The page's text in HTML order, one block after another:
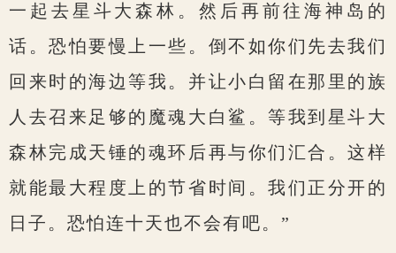
一起去星斗大森林。然后再前往海神岛的
话。恐怕要慢上一些。倒不如你们先去我们
回来时的海边等我。并让小白留在那里的族
人去召来足够的魔魂大白鲨。等我到星斗大
森林完成天锤的魂环后再与你们汇合。这样
就能最大程度上的节省时间。我们正分开的
日子。恐怕连十天也不会有吧。”